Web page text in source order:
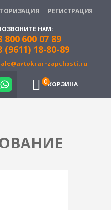
РЕГИСТРАЦИЯ
НАМ:
800 600 07 89
(9611) 18-80-89
zapchasti.ru
КОРЗИНА
0